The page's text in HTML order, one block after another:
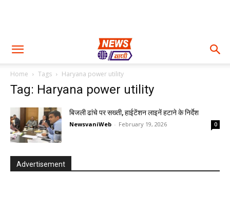
Home Tags Haryana power utility
Tag: Haryana power utility
बिजली ढांचे पर सख्ती, हाईटेंशन लाइनें हटाने के निर्देश
NewsvaniWeb - February 19, 2026 0
Advertisement